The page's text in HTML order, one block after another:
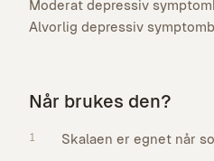
Moderat depressiv
Alvorlig depressiv
Når brukes den?
1 Skalaen er egnet når